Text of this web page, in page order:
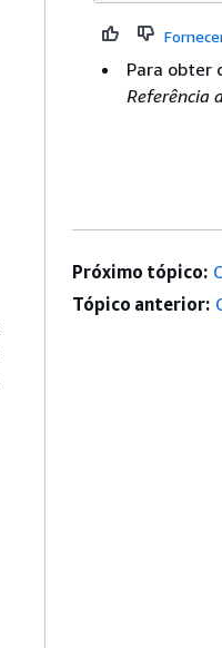
Para obter
Referência
Próximo tópico:
Tópico anterior: